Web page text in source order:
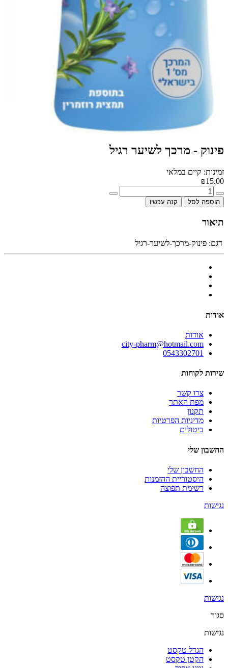
פינוק - מרכך לשיער רגיל
זמינות: קיים במלאי
₪15.00
הוספה לסל קנה עכשיו
תיאור
דגם: פינוק-מרכך-לשיער-רגיל
אודות
אודות
city-pharm@hotmail.com
0543302701
שירות לקוחות
צרו קשר
מפת האתר
תקנון
מדיניות הפרטיות
ביטולים
החשבון שלי
החשבון שלי
היסטוריית ההזמנות
רשימת תפוצה
נגישות
נגישות
סגור
נגישות
הגדל טקסט
הקטן טקסט